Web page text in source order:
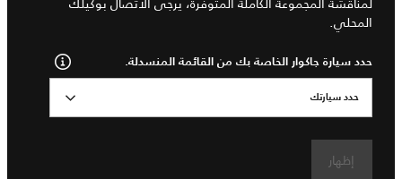
المحلي.
حدد سيارة جاكوار الخاصة بك من القائمة المنسدلة.
حدد سيارتك
إظهار